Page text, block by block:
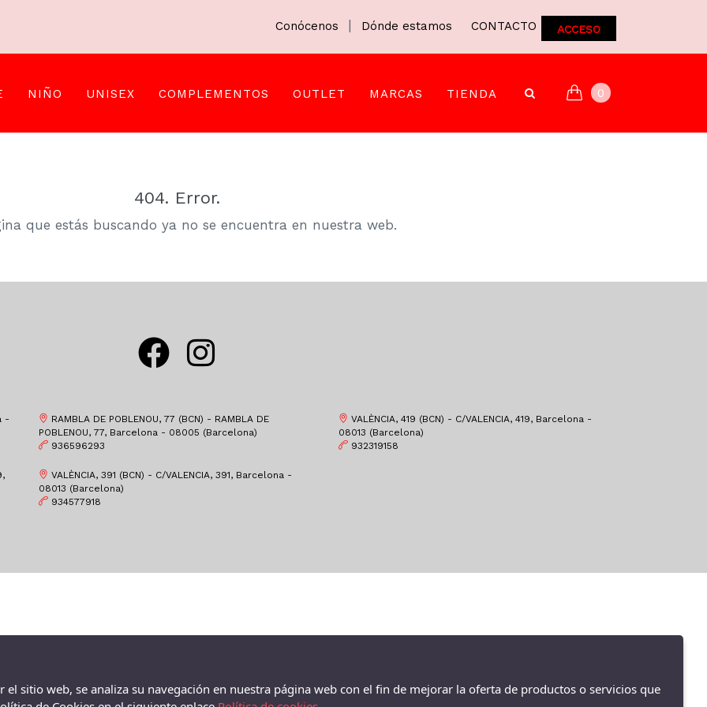
Conócenos Dónde estamos CONTACTO ACCESO
NIÑO UNISEX COMPLEMENTOS OUTLET MARCAS TIENDA 0
404. Error.
que estás buscando ya no se encuentra en nuestra web.
-
RAMBLA DE POBLENOU, 77 (BCN) - RAMBLA DE
POBLENOU, 77, Barcelona - 08005 (Barcelona)
936596293
VALÈNCIA, 419 (BCN) - C/VALENCIA, 419, Barcelona -
08013 (Barcelona)
932319158
VALÈNCIA, 391 (BCN) - C/VALENCIA, 391, Barcelona -
08013 (Barcelona)
934577918
sitio web, se analiza su navegación en nuestra página web con el fin de mejorar la oferta de productos o servicios que